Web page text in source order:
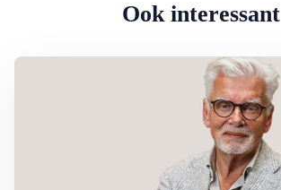
Ook interessant
Lees meer over Column Jan Slagter: Samen